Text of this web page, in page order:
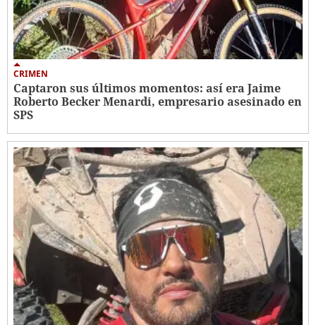
CRIMEN
Captaron sus últimos momentos: así era Jaime
Roberto Becker Menardi​​​, empresario asesinado en
SPS